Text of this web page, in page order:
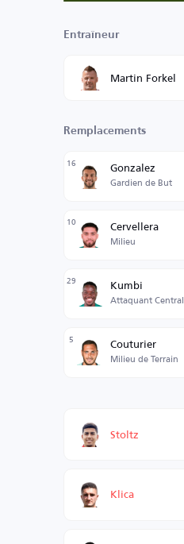
Entraîneur
Martin Forkel
Remplacements
16 Gonzalez
Gardien de But
10 Cervellera
Milieu
29 Kumbi
Attaquant Central
5 Couturier
Milieu de Terrain
Stoltz
Klica